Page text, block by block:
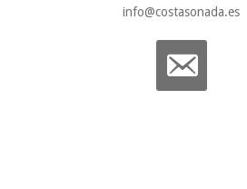
info@costasonada.es
alt